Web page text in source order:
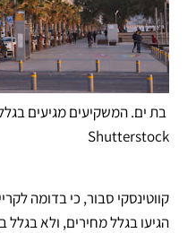
בת ים. המשקיעים מגיעים
Shutterstock
קווטינסקי סבור, כי בדומה
הגיעו בגלל מחירים, ולא בגלל